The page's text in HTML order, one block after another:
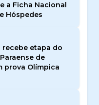
a Ficha Nacional
Hóspedes
recebe etapa do
de
prova Olímpica